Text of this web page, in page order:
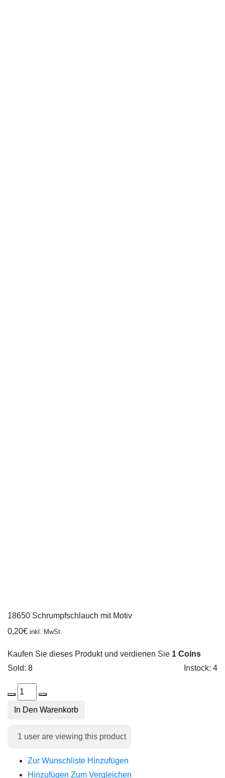
18650 Schrumpfschlauch mit Motiv
0,20€ inkl. MwSt.
Kaufen Sie dieses Produkt und verdienen Sie 1 Coins
Sold: 8
Instock: 4
In Den Warenkorb
1 user are viewing this product
Zur Wunschliste Hinzufügen
Hinzufügen Zum Vergleichen